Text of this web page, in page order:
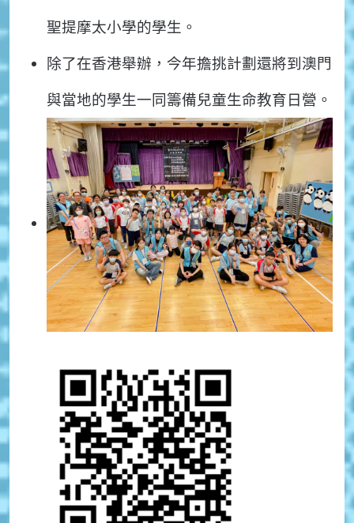
聖提摩太小學的學生。
除了在香港舉辦，今年擔挑計劃還將到澳門
與當地的學生一同籌備兒童生命教育日營。